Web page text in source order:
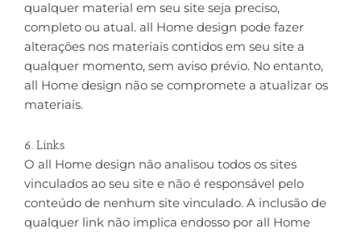
qualquer material em seu site seja preciso,
completo ou atual. all Home design pode fazer
alterações nos materiais contidos em seu site a
qualquer momento, sem aviso prévio. No entanto,
all Home design não se compromete a atualizar os
materiais.
6. Links
O all Home design não analisou todos os sites
vinculados ao seu site e não é responsável pelo
conteúdo de nenhum site vinculado. A inclusão de
qualquer link não implica endosso por all Home